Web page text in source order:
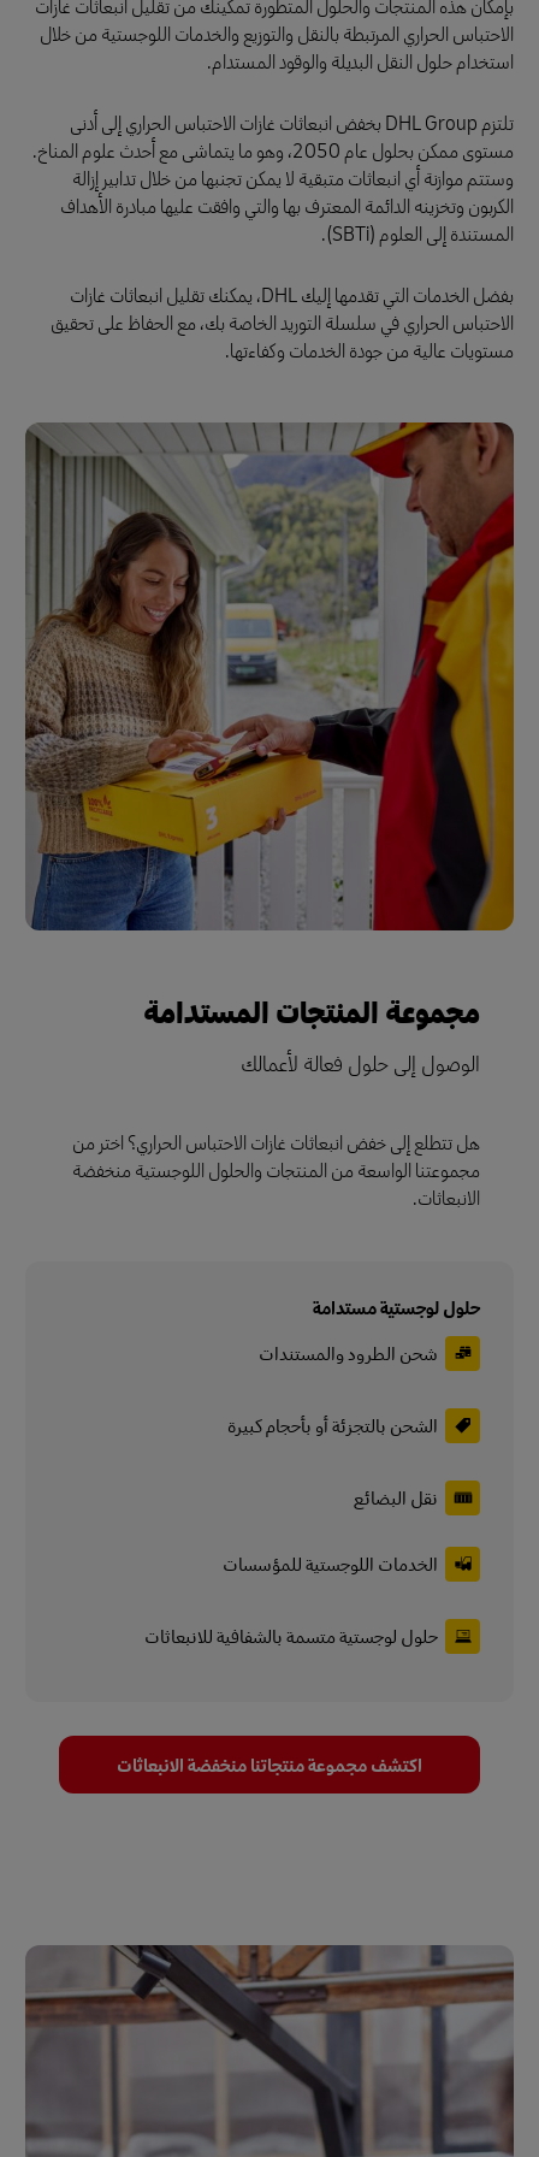
الاحتباس الحراري المرتبطة بالنقل والتوزيع والخدمات اللوجستية من خلال
استخدام حلول النقل البديلة والوقود المستدام.
تلتزم DHL Group بخفض انبعاثات غازات الاحتباس الحراري إلى أدنى
مستوى ممكن بحلول عام 2050، وهو ما يتماشى مع أحدث علوم المناخ.
وستتم موازنة أي انبعاثات متبقية لا يمكن تجنبها من خلال تدابير إزالة
الكربون وتخزينه الدائمة المعترف بها والتي وافقت عليها مبادرة الأهداف
المستندة إلى العلوم (SBTi).
بفضل الخدمات التي تقدمها إليك DHL، يمكنك تقليل انبعاثات غازات
الاحتباس الحراري في سلسلة التوريد الخاصة بك، مع الحفاظ على تحقيق
مستويات عالية من جودة الخدمات وكفاءتها.
مجموعة المنتجات المستدامة
الوصول إلى حلول فعالة لأعمالك
هل تتطلع إلى خفض انبعاثات غازات الاحتباس الحراري؟ اختر من
مجموعتنا الواسعة من المنتجات والحلول اللوجستية منخفضة
الانبعاثات.
حلول لوجستية مستدامة
شحن الطرود والمستندات
الشحن بالتجزئة أو بأحجام كبيرة
نقل البضائع
الخدمات اللوجستية للمؤسسات
حلول لوجستية متسمة بالشفافية للانبعاثات
اكتشف مجموعة منتجاتنا منخفضة الانبعاثات